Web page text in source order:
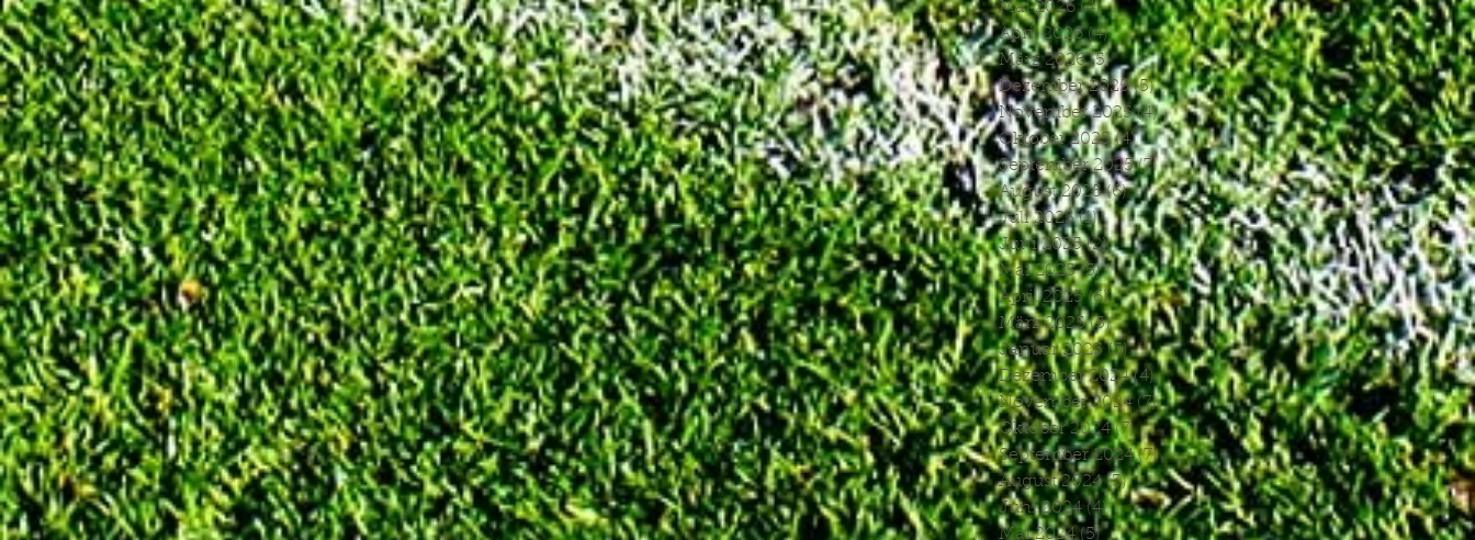
Mai 2026 (4)4 Beiträge
April 2026 (4)4 Beiträge
März 2026 (5)5 Beiträge
Dezember 2025 (5)5 Beiträge
November 2025 (4)4 Beiträge
Oktober 2025 (4)4 Beiträge
September 2025 (7)7 Beiträge
August 2025 (6)6 Beiträge
Juli 2025 (1)1 Beitrag
Juni 2025 (2)2 Beiträge
Mai 2025 (5)5 Beiträge
April 2025 (6)6 Beiträge
März 2025 (5)5 Beiträge
Januar 2025 (3)3 Beiträge
Dezember 2024 (4)4 Beiträge
November 2024 (7)7 Beiträge
Oktober 2024 (7)7 Beiträge
September 2024 (7)7 Beiträge
August 2024 (3)3 Beiträge
Juni 2024 (4)4 Beiträge
Mai 2024 (5)5 Beiträge